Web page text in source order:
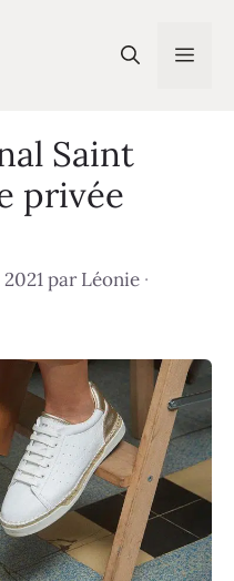
Saint
privée
parLéonie ·